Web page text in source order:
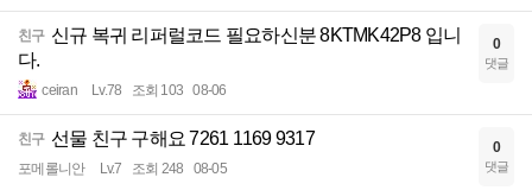
친구 신규 복귀 리퍼럴코드 필요하신분 8KTMK42P8 입니
다.
ceiran Lv.78 조회 103 08-06
0
댓글
친구 선물 친구 구해요 7261 1169 9317
포메롤니안 Lv.7 조회 248 08-05
0
댓글